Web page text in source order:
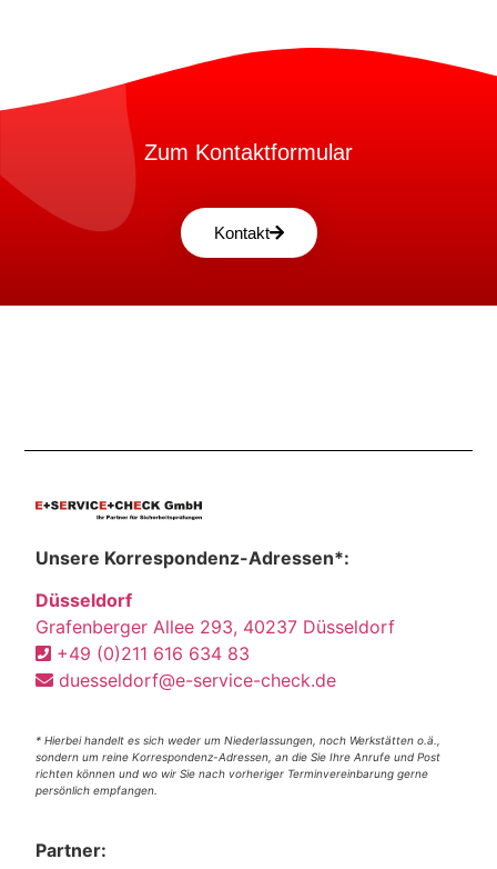
Zum Kontaktformular
Kontakt
Unsere Korrespondenz-Adressen*:
Düsseldorf
Grafenberger Allee 293, 40237 Düsseldorf
+49 (0)211 616 634 83
duesseldorf@e-service-check.de
* Hierbei handelt es sich weder um Niederlassungen, noch Werkstätten o.ä.,
sondern um reine Korrespondenz-Adressen, an die Sie Ihre Anrufe und Post
richten können und wo wir Sie nach vorheriger Terminvereinbarung gerne
persönlich empfangen.
Partner: